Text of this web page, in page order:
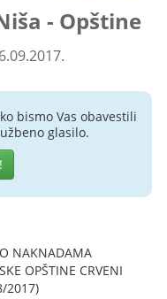
- Opštine
bismo Vas obavestili
glasilo.
NAKNADAMA
OPŠTINE CRVENI
2017)